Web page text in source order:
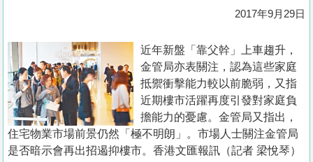
置
業
手
冊
關
2017年9月29日
近年新盤「靠父幹」上車趨升，
金管局亦表關注，認為這些家庭
抵禦衝擊能力較以前脆弱，又指
近期樓市活躍再度引發對家庭負
擔能力的憂慮。金管局又指出，
住宅物業市場前景仍然「極不明朗」。市場人士關注金管局
是否暗示會再出招遏抑樓市。香港文匯報訊（記者 梁悅琴）